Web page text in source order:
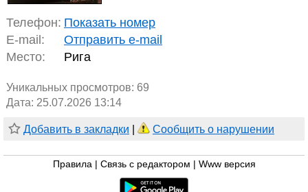
Телефон: Показать номер
E-mail:
Отправить e-mail
Место:
Рига
Уникальных просмотров: 69
Дата: 25.07.2026 13:14
Добавить в закладки Сообщить о нарушении
Правила Связь с редактором Www версия